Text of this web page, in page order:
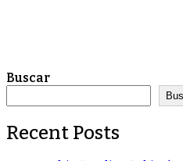
Buscar
Recent Posts